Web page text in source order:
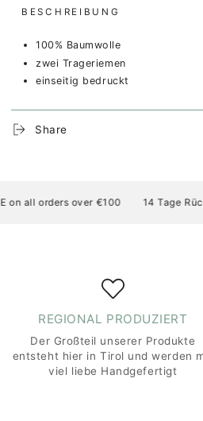
BESCHREIBUNG
100% Baumwolle
zwei Trageriemen
einseitig bedruckt
Share
all orders over €100 14 Tage
REGIONAL PRODUZIERT
Der Großteil unserer Produkte
entsteht hier in Tirol und werden
viel liebe Handgefertigt